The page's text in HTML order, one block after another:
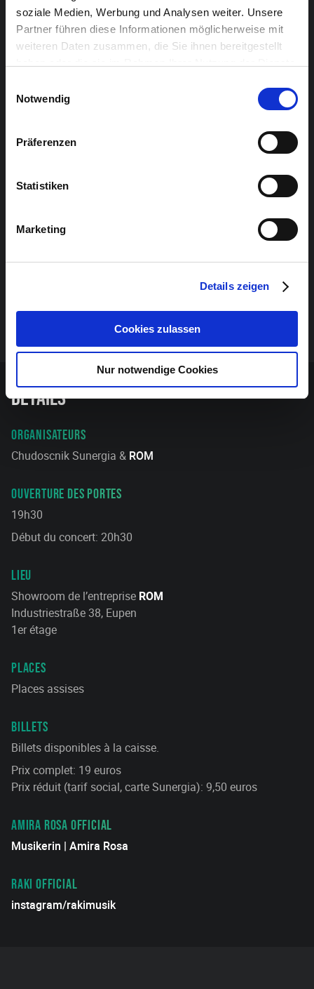
soziale Medien, Werbung und Analysen weiter. Unsere
Partner führen diese Informationen möglicherweise mit
weiteren Daten zusammen, die Sie ihnen bereitgestellt
Notwendig
Präferenzen
Statistiken
Marketing
Details zeigen
Cookies zulassen
Nur notwendige Cookies
Détails
ORGANISATEURS
Chudoscnik Sunergia & ROM
OUVERTURE DES PORTES
19h30
Début du concert: 20h30
LIEU
Showroom de l’entreprise ROM
Industriestraße 38, Eupen
1er étage
PLACES
Places assises
BILLETS
Billets disponibles à la caisse.
Prix complet: 19 euros
Prix réduit (tarif social, carte Sunergia): 9,50 euros
AMIRA ROSA OFFICIAL
Musikerin | Amira Rosa
RAKI OFFICIAL
instagram/rakimusik